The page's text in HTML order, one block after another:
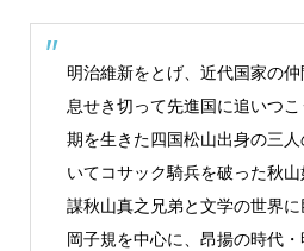
明治維新をとげ、近代国家の仲
息せき切って先進国に追いつ
期を生きた四国松山出身の三
いてコサック騎兵を破った秋
謀秋山真之兄弟と文学の世界
岡子規を中心に、昂揚の時代